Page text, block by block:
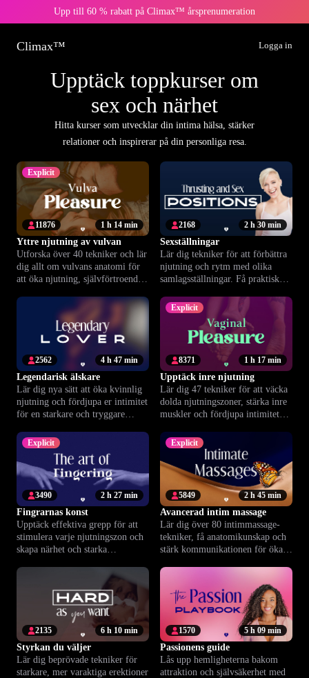
Upp till 60 % rabatt på Climax™ årsprenumeration
Climax™ Logga in
Upptäck toppkurser om
sex och närhet
Hitta kurser som utvecklar din intima hälsa, stärker
relationer och inspirerar på din personliga resa.
Explicit
1 h 14 min
11876
Yttre njutning av vulvan
Utforska över 40 tekniker och lär
dig allt om vulvans anatomi för
att öka njutning, självförtroende
tillsammans.
2 h 30 min
2168
Sexställningar
Lär dig tekniker för att förbättra
njutning och rytm med olika
samlagsställningar. Få praktiska
intimitet.
4 h 47 min
2562
Legendarisk älskare
Lär dig nya sätt att öka kvinnlig
njutning och fördjupa er intimitet
för en starkare och tryggare
Explicit
1 h 17 min
8371
Upptäck inre njutning
Lär dig 47 tekniker för att väcka
dolda njutningszoner, stärka inre
muskler och fördjupa intimiteten
Explicit
2 h 27 min
3490
Fingrarnas konst
Upptäck effektiva grepp för att
stimulera varje njutningszon och
skapa närhet och starka
Explicit
2 h 45 min
5849
Avancerad intim massage
Lär dig över 80 intimmassage-
tekniker, få anatomikunskap och
stärk kommunikationen för ökad
6 h 10 min
2135
Styrkan du väljer
Lär dig beprövade tekniker för
starkare, mer varaktiga erektioner
5 h 09 min
1570
Passionens guide
Lås upp hemligheterna bakom
attraktion och självsäkerhet med